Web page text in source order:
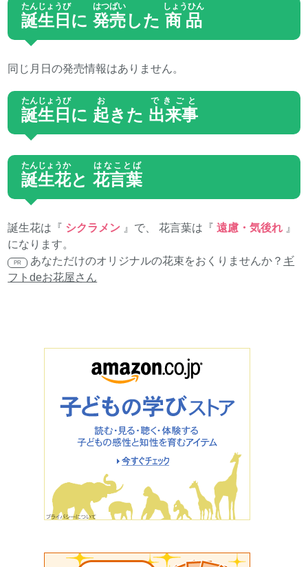
誕生日
たんじょうび
に発売
はつばい
した商品
しょうひん
同じ月日の発売情報はありません。
誕生日
たんじょうび
に 起
お
きた 出来事
できごと
誕生花
たんじょうか
と花言葉
はなことば
誕生花は『 シクラメン 』で、 花言葉は『遠慮・気後れ 』
になります。
PR あなただけのオリジナルの花束をおくりませんか？ ギ
フトdeお花屋さん